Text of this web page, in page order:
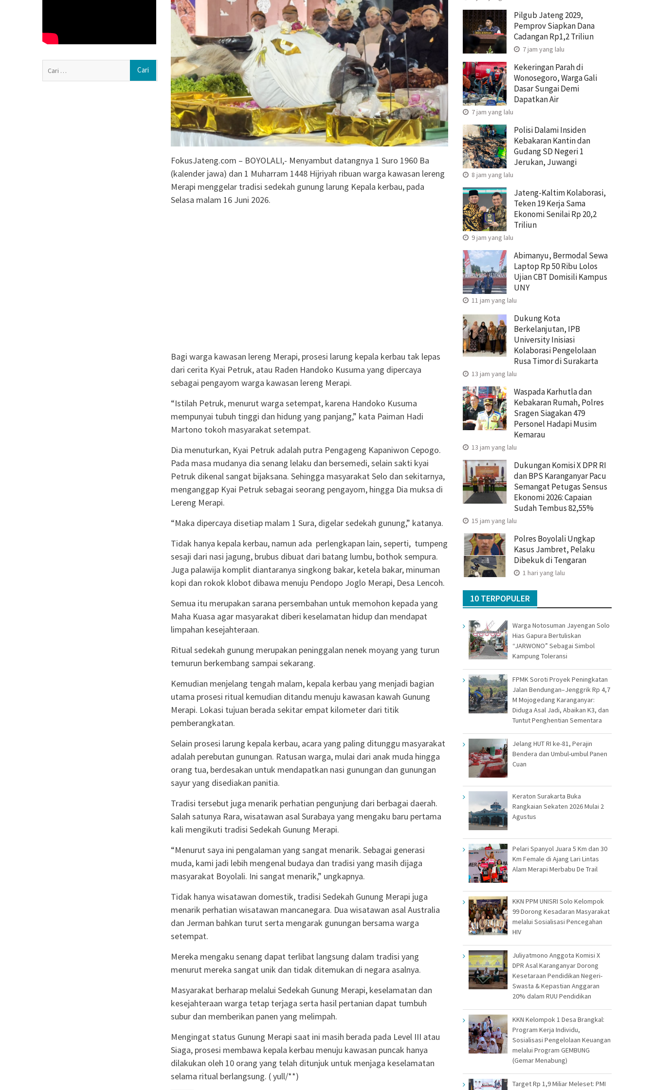
Kantin dan Gudang SD Negeri 1
Jerukan, Juwangi
Jateng-Kaltim Kolaborasi, Teken 19
Kerja Sama Ekonomi Senilai Rp 20,2
Triliun
Abimanyu, Bermodal Sewa Laptop Rp
50 Ribu Lolos Ujian CBT Domisili
Kampus UNY
FokusJateng.com – BOYOLALI,- Menyambut datangnya 1 Suro 1960 Ba
(kalender jawa) dan 1 Muharram 1448 Hijriyah ribuan warga kawasan lereng
Merapi menggelar tradisi sedekah gunung larung Kepala kerbau, pada
Selasa malam 16 Juni 2026.
Bagi warga kawasan lereng Merapi, prosesi larung kepala kerbau tak lepas
dari cerita Kyai Petruk, atau Raden Handoko Kusuma yang dipercaya
sebagai pengayom warga kawasan lereng Merapi.
“Istilah Petruk, menurut warga setempat, karena Handoko Kusuma
mempunyai tubuh tinggi dan hidung yang panjang,” kata Paiman Hadi
Martono tokoh masyarakat setempat.
Dia menuturkan, Kyai Petruk adalah putra Pengageng Kapaniwon Cepogo.
Pada masa mudanya dia senang lelaku dan bersemedi, selain sakti kyai
Petruk dikenal sangat bijaksana. Sehingga masyarakat Selo dan sekitarnya,
menganggap Kyai Petruk sebagai seorang pengayom, hingga Dia muksa di
Lereng Merapi.
“Maka dipercaya disetiap malam 1 Sura, digelar sedekah gunung,” katanya.
Tidak hanya kepala kerbau, namun ada perlengkapan lain, seperti, tumpeng
sesaji dari nasi jagung, brubus dibuat dari batang lumbu, bothok sempura.
Juga palawija komplit diantaranya singkong bakar, ketela bakar, minuman
kopi dan rokok klobot dibawa menuju Pendopo Joglo Merapi, Desa Lencoh.
Semua itu merupakan sarana persembahan untuk memohon kepada yang
Maha Kuasa agar masyarakat diberi keselamatan hidup dan mendapat
limpahan kesejahteraan.
Ritual sedekah gunung merupakan peninggalan nenek moyang yang turun
temurun berkembang sampai sekarang.
Kemudian menjelang tengah malam, kepala kerbau yang menjadi bagian
utama prosesi ritual kemudian ditandu menuju kawasan kawah Gunung
Merapi. Lokasi tujuan berada sekitar empat kilometer dari titik
pemberangkatan.
Selain prosesi larung kepala kerbau, acara yang paling ditunggu masyarakat
adalah perebutan gunungan. Ratusan warga, mulai dari anak muda hingga
orang tua, berdesakan untuk mendapatkan nasi gunungan dan gunungan
sayur yang disediakan panitia.
Tradisi tersebut juga menarik perhatian pengunjung dari berbagai daerah.
Salah satunya Rara, wisatawan asal Surabaya yang mengaku baru pertama
kali mengikuti tradisi Sedekah Gunung Merapi.
“Menurut saya ini pengalaman yang sangat menarik. Sebagai generasi
muda, kami jadi lebih mengenal budaya dan tradisi yang masih dijaga
masyarakat Boyolali. Ini sangat menarik,” ungkapnya.
Tidak hanya wisatawan domestik, tradisi Sedekah Gunung Merapi juga
menarik perhatian wisatawan mancanegara. Dua wisatawan asal Australia
dan Jerman bahkan turut serta mengarak gunungan bersama warga
setempat.
Mereka mengaku senang dapat terlibat langsung dalam tradisi yang
menurut mereka sangat unik dan tidak ditemukan di negara asalnya.
Masyarakat berharap melalui Sedekah Gunung Merapi, keselamatan dan
kesejahteraan warga tetap terjaga serta hasil pertanian dapat tumbuh
subur dan memberikan panen yang melimpah.
Mengingat status Gunung Merapi saat ini masih berada pada Level III atau
Siaga, prosesi membawa kepala kerbau menuju kawasan puncak hanya
dilakukan oleh 10 orang yang telah ditunjuk untuk menjaga keselamatan
selama ritual berlangsung. ( yull/**)
Pilgub Jateng 2029,
Pemprov Siapkan Dana
Cadangan Rp1,2 Triliun
7 jam yang lalu
Kekeringan Parah di
Wonosegoro, Warga Gali
Dasar Sungai Demi
Dapatkan Air
7 jam yang lalu
Polisi Dalami Insiden
Kebakaran Kantin dan
Gudang SD Negeri 1
Jerukan, Juwangi
8 jam yang lalu
Jateng-Kaltim Kolaborasi,
Teken 19 Kerja Sama
Ekonomi Senilai Rp 20,2
Triliun
9 jam yang lalu
Abimanyu, Bermodal Sewa
Laptop Rp 50 Ribu Lolos
Ujian CBT Domisili Kampus
UNY
11 jam yang lalu
Dukung Kota
Berkelanjutan, IPB
University Inisiasi
Kolaborasi Pengelolaan
Rusa Timor di Surakarta
13 jam yang lalu
Waspada Karhutla dan
Kebakaran Rumah, Polres
Sragen Siagakan 479
Personel Hadapi Musim
Kemarau
13 jam yang lalu
Dukungan Komisi X DPR RI
dan BPS Karanganyar Pacu
Semangat Petugas Sensus
Ekonomi 2026: Capaian
Sudah Tembus 82,55%
15 jam yang lalu
Polres Boyolali Ungkap
Kasus Jambret, Pelaku
Dibekuk di Tengaran
1 hari yang lalu
10 TERPOPULER
Warga Notosuman Jayengan Solo
Hias Gapura Bertuliskan
“JARWONO” Sebagai Simbol
Kampung Toleransi
FPMK Soroti Proyek Peningkatan
Jalan Bendungan–Jenggrik Rp 4,7
M Mojogedang Karanganyar:
Diduga Asal Jadi, Abaikan K3, dan
Tuntut Penghentian Sementara
Jelang HUT RI ke-81, Perajin
Bendera dan Umbul-umbul Panen
Cuan
Keraton Surakarta Buka
Rangkaian Sekaten 2026 Mulai 2
Agustus
Pelari Spanyol Juara 5 Km dan 30
Km Female di Ajang Lari Lintas
Alam Merapi Merbabu De Trail
KKN PPM UNISRI Solo Kelompok
99 Dorong Kesadaran Masyarakat
melalui Sosialisasi Pencegahan
HIV
Juliyatmono Anggota Komisi X
DPR Asal Karanganyar Dorong
Kesetaraan Pendidikan Negeri-
Swasta & Kepastian Anggaran
20% dalam RUU Pendidikan
KKN Kelompok 1 Desa Brangkal:
Program Kerja Individu,
Sosialisasi Pengelolaan Keuangan
melalui Program GEMBUNG
(Gemar Menabung)
Target Rp 1,9 Miliar Meleset: PMI
Cari
untuk: